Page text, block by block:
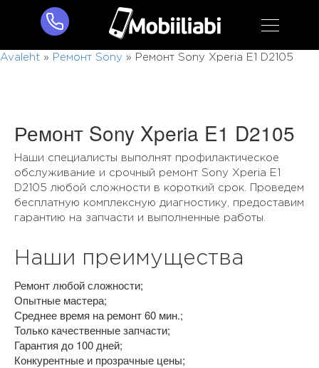
Avaleht » Ремонт Sony » Ремонт Sony Xperia E1 D2105
Ремонт Sony Xperia E1 D2105
Наши специалисты выполнят профилактическое
обслуживание и срочный ремонт Sony Xperia E1
D2105 любой сложности в короткий срок. Проведем
бесплатную комплексную диагностику, предоставим
гарантию на запчасти и выполненные работы.
Наши преимущества
Ремонт любой сложности;
Опытные мастера;
Среднее время на ремонт 60 мин.;
Только качественные запчасти;
Гарантия до 100 дней;
Конкурентные и прозрачные цены;